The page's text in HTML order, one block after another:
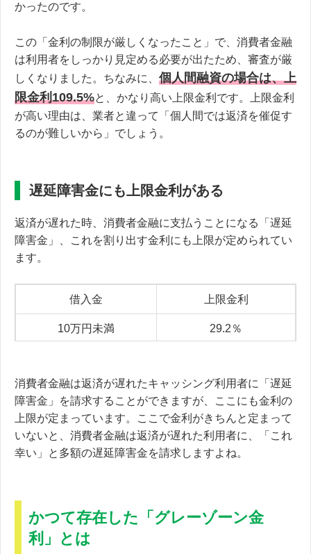
かったのです。
この「金利の制限が厳しくなったこと」で、消費者金融
は利用者をしっかり見定める必要が出たため、審査が厳
しくなりました。ちなみに、 個人間融資の場合は、上
限金利109.5%と、かなり高い上限金利です。上限金利
が高い理由は、業者と違って「個人間では返済を催促す
るのが難しいから」でしょう。
遅延障害金にも上限金利がある
返済が遅れた時、消費者金融に支払うことになる「遅延
障害金」、これを割り出す金利にも上限が定められてい
ます。
借入金 上限金利
10万円未満 29.2％
100万円以上 21.9％
消費者金融は返済が遅れたキャッシング利用者に「遅延
障害金」を請求することができますが、ここにも金利の
上限が定まっています。ここで金利がきちんと定まって
いないと、消費者金融は返済が遅れた利用者に、「これ
幸い」と多額の遅延障害金を請求しますよね。
かつて存在した「グレーゾーン金
利」とは